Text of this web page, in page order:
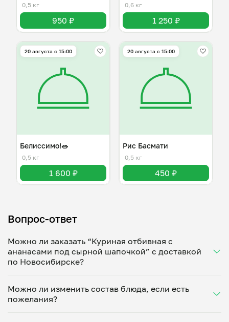
0,5 кг
950 ₽
0,6 кг
1 250 ₽
20 августа с 15:00
Белиссимо!🥗
0,5 кг
1 600 ₽
20 августа с 15:00
Рис Басмати
0,5 кг
450 ₽
Вопрос-ответ
Можно ли заказать “Куриная отбивная с
ананасами под сырной шапочкой” с доставкой
по Новосибирске?
Укажите удобное время — и получите свежее
домашнее блюдо в большой порции прямо с плиты.
Можно ли изменить состав блюда, если есть
пожелания?